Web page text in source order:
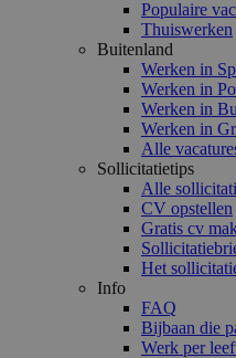
Populaire
Thuiswerken
Buitenland
Werken in
Werken in
Werken in
Werken in
Alle
Sollicitatietips
Alle
CV opstellen
Gratis cv
Het
Info
FAQ
Bijbaan die
Werk per